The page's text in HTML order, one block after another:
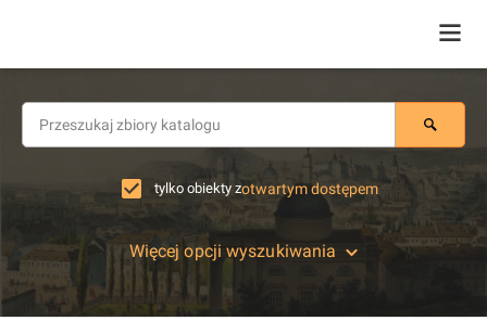
tylko obiekty zotwartym dostępem
Więcej opcji wyszukiwania